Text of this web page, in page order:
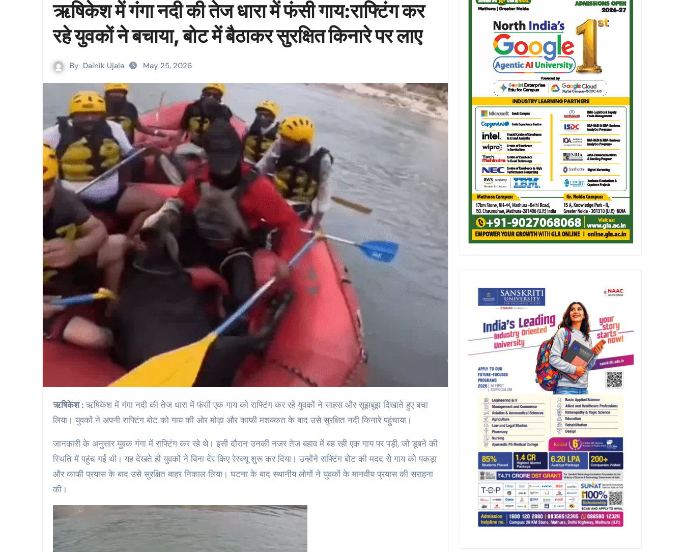
ऋषिकेश में गंगा नदी की तेज धारा में फंसी गाय:राफ्टिंग कर
रहे युवकों ने बचाया, बोट में बैठाकर सुरक्षित किनारे पर लाए
By Dainik Ujala May 25, 2026
ऋषिकेश :ऋषिकेश में गंगा नदी की तेज धारा में फंसी एक गाय को राफ्टिंग कर रहे युवकों ने साहस और सूझबूझ दिखाते हुए बचा
लिया। युवकों ने अपनी राफ्टिंग बोट को गाय की ओर मोड़ा और काफी मशक्कत के बाद उसे सुरक्षित नदी किनारे पहुंचाया।
जानकारी के अनुसार युवक गंगा में राफ्टिंग कर रहे थे। इसी दौरान उनकी नजर तेज बहाव में बह रही एक गाय पर पड़ी, जो डूबने की
स्थिति में पहुंच गई थी। यह देखते ही युवकों ने बिना देर किए रेस्क्यू शुरू कर दिया। उन्होंने राफ्टिंग बोट की मदद से गाय को पकड़ा
और काफी प्रयास के बाद उसे सुरक्षित बाहर निकाल लिया। घटना के बाद स्थानीय लोगों ने युवकों के मानवीय प्रयास की सराहना
की।